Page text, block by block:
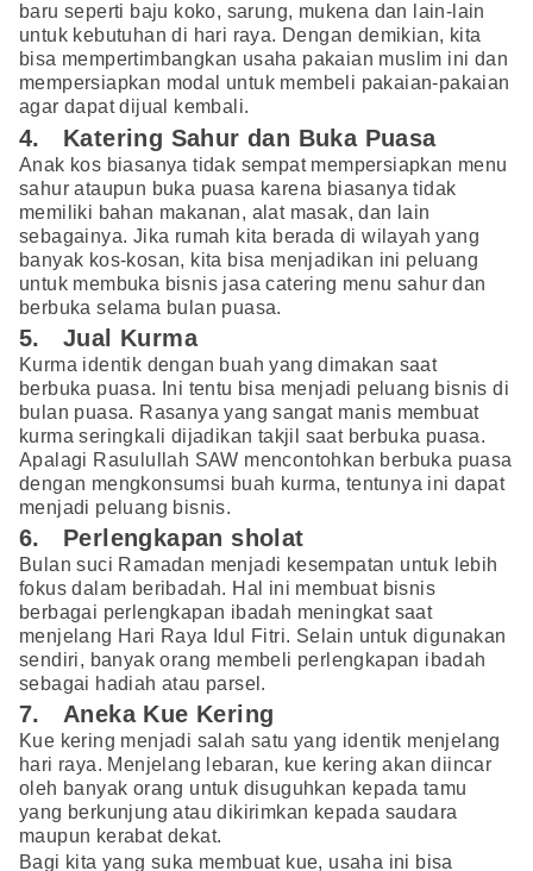
baru seperti baju koko, sarung, mukena dan lain-lain
untuk kebutuhan di hari raya. Dengan demikian, kita
bisa mempertimbangkan usaha pakaian muslim ini dan
mempersiapkan modal untuk membeli pakaian-pakaian
agar dapat dijual kembali.
4. Katering Sahur dan Buka Puasa
Anak kos biasanya tidak sempat mempersiapkan menu
sahur ataupun buka puasa karena biasanya tidak
memiliki bahan makanan, alat masak, dan lain
sebagainya. Jika rumah kita berada di wilayah yang
banyak kos-kosan, kita bisa menjadikan ini peluang
untuk membuka bisnis jasa catering menu sahur dan
berbuka selama bulan puasa.
5. Jual Kurma
Kurma identik dengan buah yang dimakan saat
berbuka puasa. Ini tentu bisa menjadi peluang bisnis di
bulan puasa. Rasanya yang sangat manis membuat
kurma seringkali dijadikan takjil saat berbuka puasa.
Apalagi Rasulullah SAW mencontohkan berbuka puasa
dengan mengkonsumsi buah kurma, tentunya ini dapat
menjadi peluang bisnis.
6. Perlengkapan sholat
Bulan suci Ramadan menjadi kesempatan untuk lebih
fokus dalam beribadah. Hal ini membuat bisnis
berbagai perlengkapan ibadah meningkat saat
menjelang Hari Raya Idul Fitri. Selain untuk digunakan
sendiri, banyak orang membeli perlengkapan ibadah
sebagai hadiah atau parsel.
7. Aneka Kue Kering
Kue kering menjadi salah satu yang identik menjelang
hari raya. Menjelang lebaran, kue kering akan diincar
oleh banyak orang untuk disuguhkan kepada tamu
yang berkunjung atau dikirimkan kepada saudara
maupun kerabat dekat.
Bagi kita yang suka membuat kue, usaha ini bisa